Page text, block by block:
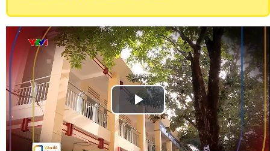
Play
Video